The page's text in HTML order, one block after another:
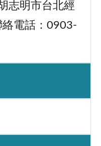
志明市台北經
電話：0903-